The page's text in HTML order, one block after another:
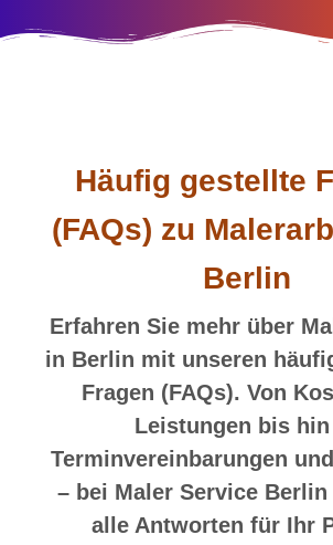
Häufig gestellte
(FAQs) zu
Berlin
Erfahren Sie mehr über
in Berlin mit unseren
Fragen (FAQs). Von
Leistungen bis hin
Terminvereinbarungen
– bei Maler Service
alle Antworten für Ihr